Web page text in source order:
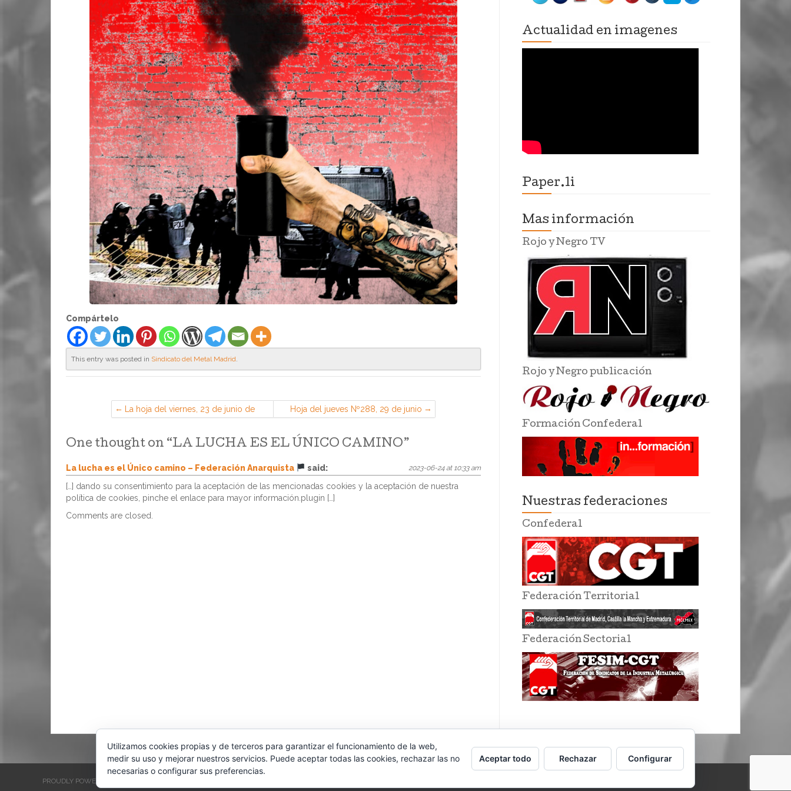
Compártelo
This entry was posted in Sindicato del Metal Madrid.
La hoja del viernes, 23 de junio de
2023 (Sección Sindical de CGT en
Hoja del jueves Nº288, 29 de junio
de 2023 (Sección Sindical de CGT
One thought on “LA LUCHA ES EL ÚNICO CAMINO”
La lucha es el Único camino – Federación Anarquista said: 2023-06-24 at 10:33 am
[…] dando su consentimiento para la aceptación de las mencionadas cookies y la aceptación de nuestra
política de cookies, pinche el enlace para mayor información.plugin […]
Comments are closed.
Actualidad en imagenes
Paper.li
Mas información
Rojo y Negro TV
Rojo y Negro publicación
Formación Confederal
Nuestras federaciones
Confederal
Federación Territorial
Federación Sectorial
PROUDLY POWERED BY WORDPRESS
Utilizamos cookies propias y de terceros para garantizar el funcionamiento de la web,
medir su uso y mejorar nuestros servicios. Puede aceptar todas las cookies, rechazar las no
necesarias o configurar sus preferencias.
Aceptar todo Rechazar Configurar